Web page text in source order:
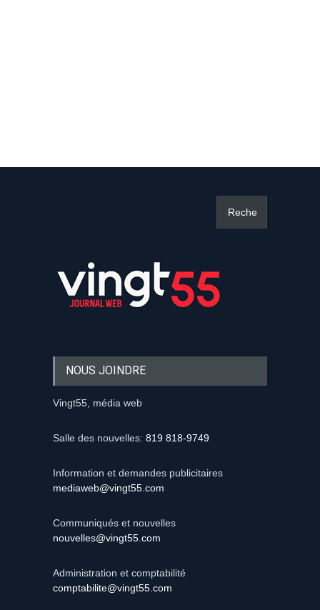
NOUS JOINDRE
Vingt55, média web
Salle des nouvelles: 819 818-9749
Information et demandes publicitaires
mediaweb@vingt55.com
Communiqués et nouvelles
nouvelles@vingt55.com
Administration et comptabilité
comptabilite@vingt55.com